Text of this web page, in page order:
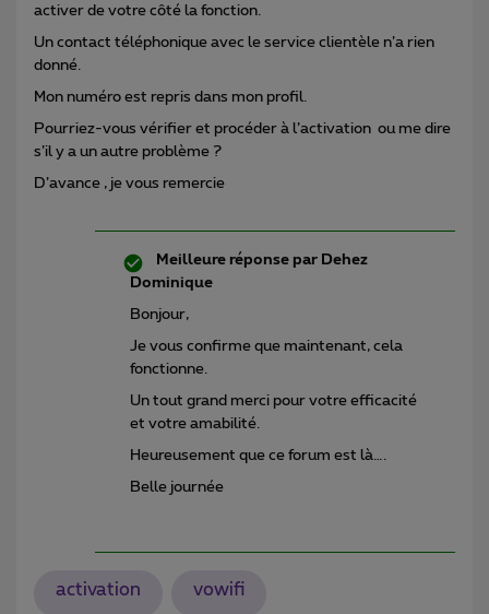
activer de votre côté la fonction.
Un contact téléphonique avec le service clientèle n’a rien
donné.
Mon numéro est repris dans mon profil.
Pourriez-vous vérifier et procéder à l’activation ou me dire
s’il y a un autre problème ?
D’avance , je vous remercie
Meilleure réponse par Dehez
Dominique
Bonjour,
Je vous confirme que maintenant, cela
fonctionne.
Un tout grand merci pour votre efficacité
et votre amabilité.
Heureusement que ce forum est là….
Belle journée
activation vowifi